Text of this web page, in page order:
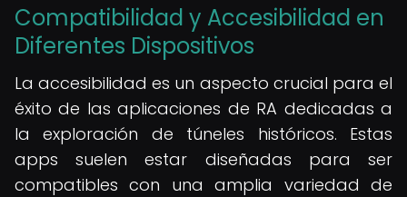
Compatibilidad y Accesibilidad en
Diferentes Dispositivos
La accesibilidad es un aspecto crucial para el
éxito de las aplicaciones de RA dedicadas a
la exploración de túneles históricos. Estas
apps suelen estar diseñadas para ser
compatibles con una amplia variedad de